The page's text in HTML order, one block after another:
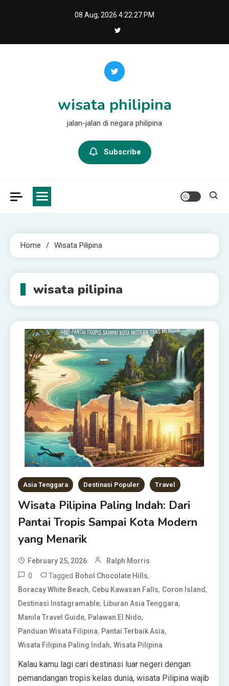
08 Aug, 2026 4:22:28 PM
wisata philipina
jalan-jalan di negara philipina
Subscribe
Home Wisata Pilipina
wisata pilipina
Asia Tenggara Destinasi Populer Travel
Wisata Pilipina Paling Indah: Dari
Pantai Tropis Sampai Kota Modern
yang Menarik
February 25, 2026 Ralph Morris
0 Tagged Bohol Chocolate Hills,
Boracay White Beach, Cebu Kawasan Falls, Coron Island,
Destinasi Instagramable, Liburan Asia Tenggara,
Manila Travel Guide, Palawan El Nido,
Panduan Wisata Filipina, Pantai Terbaik Asia,
Wisata Filipina Paling Indah,Wisata Pilipina
Kalau kamu lagi cari destinasi luar negeri dengan
pemandangan tropis kelas dunia, wisata Pilipina wajib